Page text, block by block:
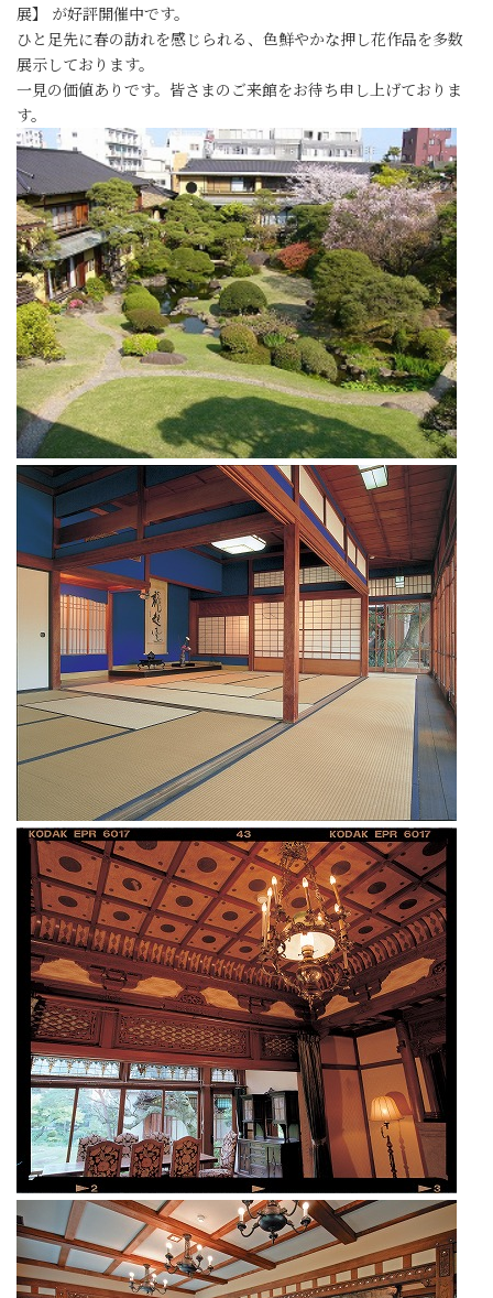
展】 が好評開催中です。
ひと足先に春の訪れを感じられる、色鮮やかな押し花作品を多数
展示しております。
一見の価値ありです。皆さまのご来館をお待ち申し上げておりま
す。